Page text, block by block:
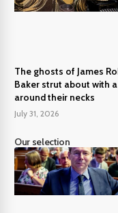
The ghosts of James
Baker strut about with
around their necks
July 31, 2026
Our selection